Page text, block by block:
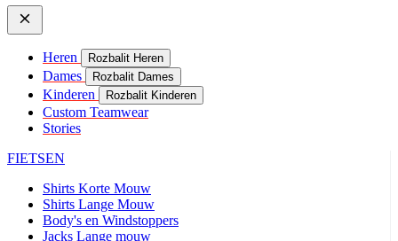
Heren Rozbalit Heren
Dames Rozbalit Dames
Kinderen Rozbalit Kinderen
Custom Teamwear
Stories
FIETSEN
Shirts Korte Mouw
Shirts Lange Mouw
Body's en Windstoppers
Jacks Lange mouw